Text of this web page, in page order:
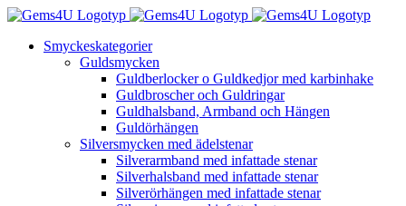
Fortsätt
innehålletSmyckeskategorier
Guldsmycken
Guldberlocker o Guldkedjor med karbinhake
Guldbroscher och Guldringar
Guldhalsband, Armband och Hängen
Guldörhängen
Silversmycken med ädelstenar
Silverarmband med infattade stenar
Silverhalsband med infattade stenar
Silverörhängen med infattade stenar